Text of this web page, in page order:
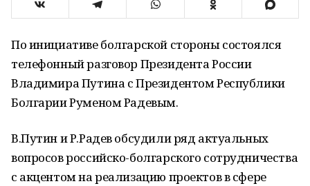
По инициативе болгарской стороны состоялся
телефонный разговор Президента России
Владимира Путина с Президентом Республики
Болгарии Руменом Радевым.
В.Путин и Р.Радев обсудили ряд актуальных
вопросов российско-болгарского сотрудничества
с акцентом на реализацию проектов в сфере